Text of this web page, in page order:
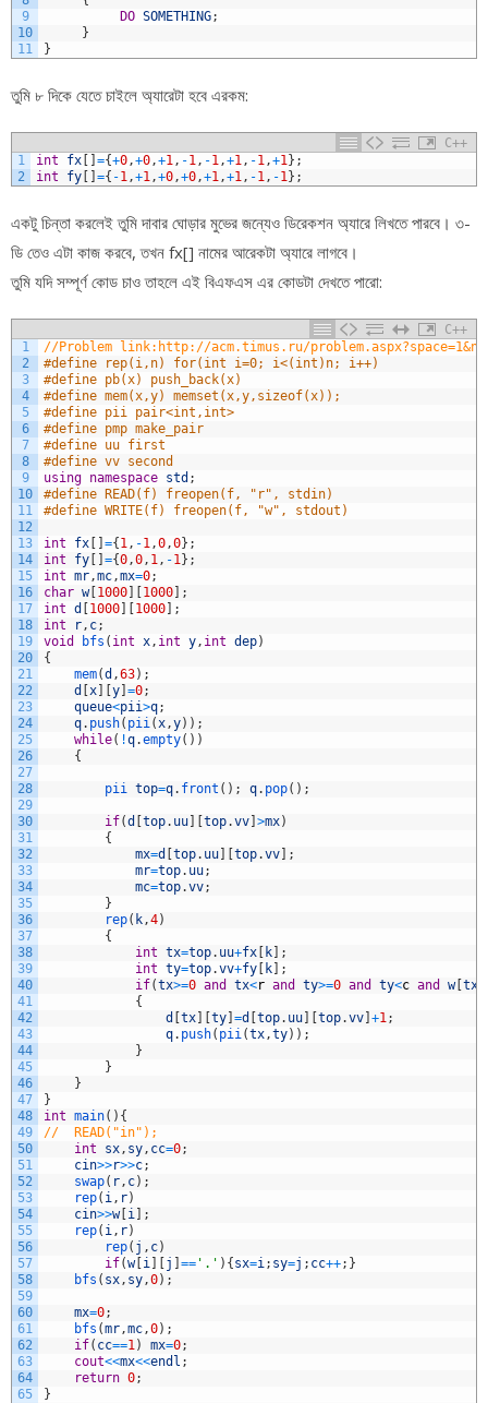
9
10
11
DO SOMETHING;
}
}
তুমি ৮ দিকে যেতে চাইলে অ্যারেটা হবে এরকম:
C++
1
2
int fx [ ] ={+0,+0,+1, -1, -1,+1, -1,+1} ;
int
fy [ ] ={ -1,+1,+0,+0,+1,+1, -1, -1} ;
একটু চিন্তা করলেই তুমি দাবার ঘোড়ার মুভের জন্যেও ডিরেকশন অ্যারে লিখতে পারবে। ৩-
ডি তেও এটা কাজ করবে, তখন fx[] নামের আরেকটা অ্যারে লাগবে।
তুমি যদি সম্পূর্ণ কোড চাও তাহলে এই বিএফএস এর কোডটা দেখতে পারো:
C++
1
2
3
4
5
6
7
8
9
10
11
12
13
14
15
16
17
18
19
20
21
22
23
24
25
26
27
28
29
30
31
32
33
34
35
36
37
38
39
40
41
42
43
44
45
46
47
48
49
50
51
52
53
54
55
56
57
58
59
60
61
62
63
64
65
//Problem link:http://acm.timus.ru/
#define rep(i,n) for(int i=0; i<(int)n; i++)
#define pb(x) push_back(x)
#define mem(x,y) memset(x,y,sizeof(x));
#define pii pair<int,int>
#define pmp make_pair
#define uu first
#define vv second
using namespace std ;
#define READ(f) freopen(f, "r", stdin)
#define WRITE(f) freopen(f, "w", stdout)
int fx [ ] ={1, -1,0,0} ;
int
fy [ ] ={0,0, 1, -1} ;
int mr,mc,mx=0;
char w[1000] [1000] ;
int d [1000] [1000] ;
int
r, c;
void
bfs ( int x, int y, int dep)
{
mem(d ,63) ;
d [x] [y] =0;
queue<pii>q;
q. push( pii(x,y) ) ;
while( !q.empty( ) )
{
pii top=q. front ( ) ; q. pop( ) ;
if(d [top. uu] [top.vv] >mx)
{
mx=d [top. uu] [top.vv] ;
mr=top. uu;
mc=top.vv;
}
rep( k,4)
{
int tx=top. uu+fx [ k] ;
int ty=top.vv+fy [ k] ;
if(tx>=0 and tx<r and ty>=0 and ty<c and w[tx
{
d [tx] [ty] =d [top. uu] [top.vv] +1;
q. push( pii(tx,ty) ) ;
}
}
}
}
int main( ) {
//	READ("in");
int
sx, sy, cc=0;
cin>>r>>c;
swap( r, c) ;
rep( i, r)
cin>>w[i] ;
rep( i, r)
rep( j , c)
if(w[i] [j ] == '.' ) {sx=i; sy=j ; cc++; }
bfs ( sx, sy,0) ;
mx=0;
bfs (mr,mc,0) ;
if( cc==1) mx=0;
cout<<mx<<endl ;
return 0;
}